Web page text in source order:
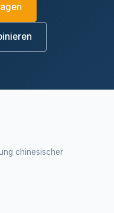
chinesischer